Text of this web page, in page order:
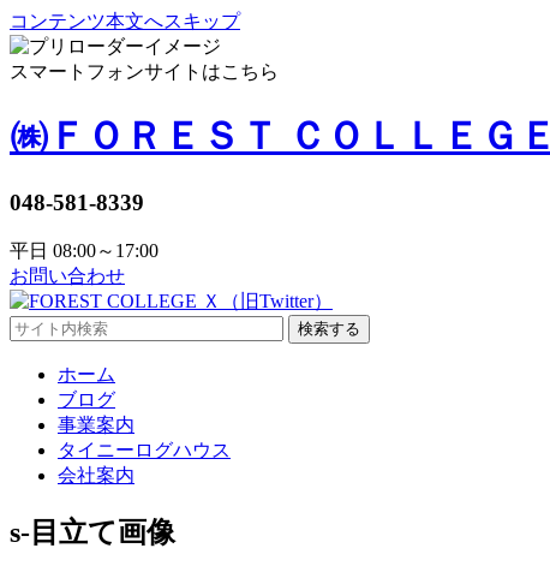
コンテンツ本文へスキップ
スマートフォンサイトはこちら
㈱ＦＯＲＥＳＴ ＣＯＬＬＥＧＥ
048-581-8339
平日 08:00～17:00
お問い合わせ
検索する
ホーム
ブログ
事業案内
タイニーログハウス
会社案内
s-目立て画像